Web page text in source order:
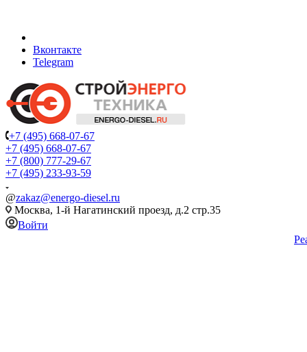
Вконтакте
Telegram
+7 (495) 668-07-67
+7 (495) 668-07-67
+7 (800) 777-29-67
+7 (495) 233-93-59
@zakaz@energo-diesel.ru
Москва, 1-й Нагатинский проезд, д.2 стр.35
Войти